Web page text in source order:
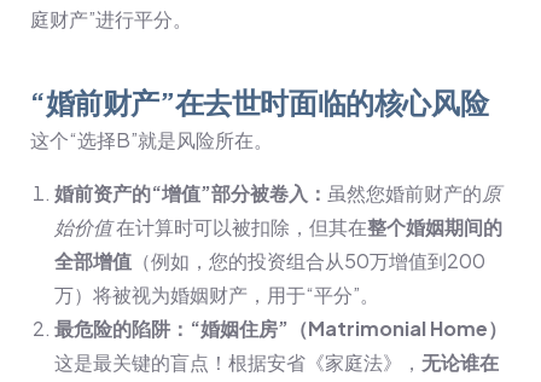
庭财产”进行平分。
“婚前财产”在去世时面临的核心风险
这个“选择B”就是风险所在。
婚前资产的“增值”部分被卷入： 虽然您婚前财产的原
始价值在计算时可以被扣除，但其在整个婚姻期间的
全部增值 （例如，您的投资组合从50万增值到200
万）将被视为婚姻财产，用于“平分”。
最危险的陷阱：“婚姻住房”（Matrimonial Home）
这是最关键的盲点！根据安省《家庭法》， 无论谁在